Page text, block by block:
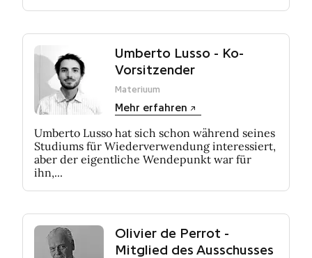
Umberto Lusso - Ko-
Vorsitzender
Materiuum
Mehr erfahren
Umberto Lusso hat sich schon während seines
Studiums für Wiederverwendung interessiert,
aber der eigentliche Wendepunkt war für
ihn,...
Olivier de Perrot -
Mitglied des Ausschusses